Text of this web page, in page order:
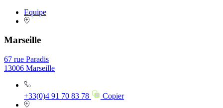
Equipe
Marseille
67 rue Paradis
13006 Marseille
+33(0)4 91 70 83 78 Copier